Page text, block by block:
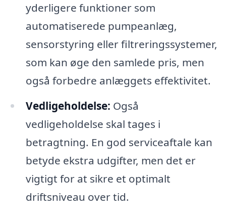
yderligere funktioner som
automatiserede pumpeanlæg,
sensorstyring eller filtreringssystemer,
som kan øge den samlede pris, men
også forbedre anlæggets effektivitet.
Vedligeholdelse: Også
vedligeholdelse skal tages i
betragtning. En god serviceaftale kan
betyde ekstra udgifter, men det er
vigtigt for at sikre et optimalt
driftsniveau over tid.